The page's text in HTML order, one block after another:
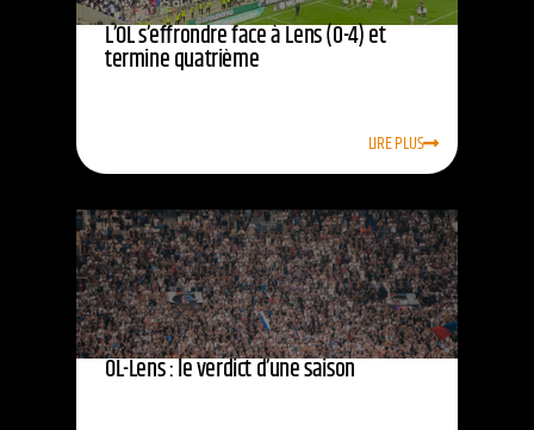
L’OL s’effrondre face à Lens (0-4) et
termine quatrième
LIRE PLUS
OL-Lens : le verdict d’une saison